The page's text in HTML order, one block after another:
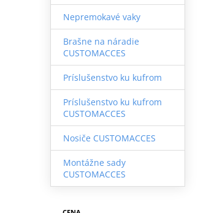
Nepremokavé vaky
Brašne na náradie
CUSTOMACCES
Príslušenstvo ku kufrom
Príslušenstvo ku kufrom
CUSTOMACCES
Nosiče CUSTOMACCES
Montážne sady
CUSTOMACCES